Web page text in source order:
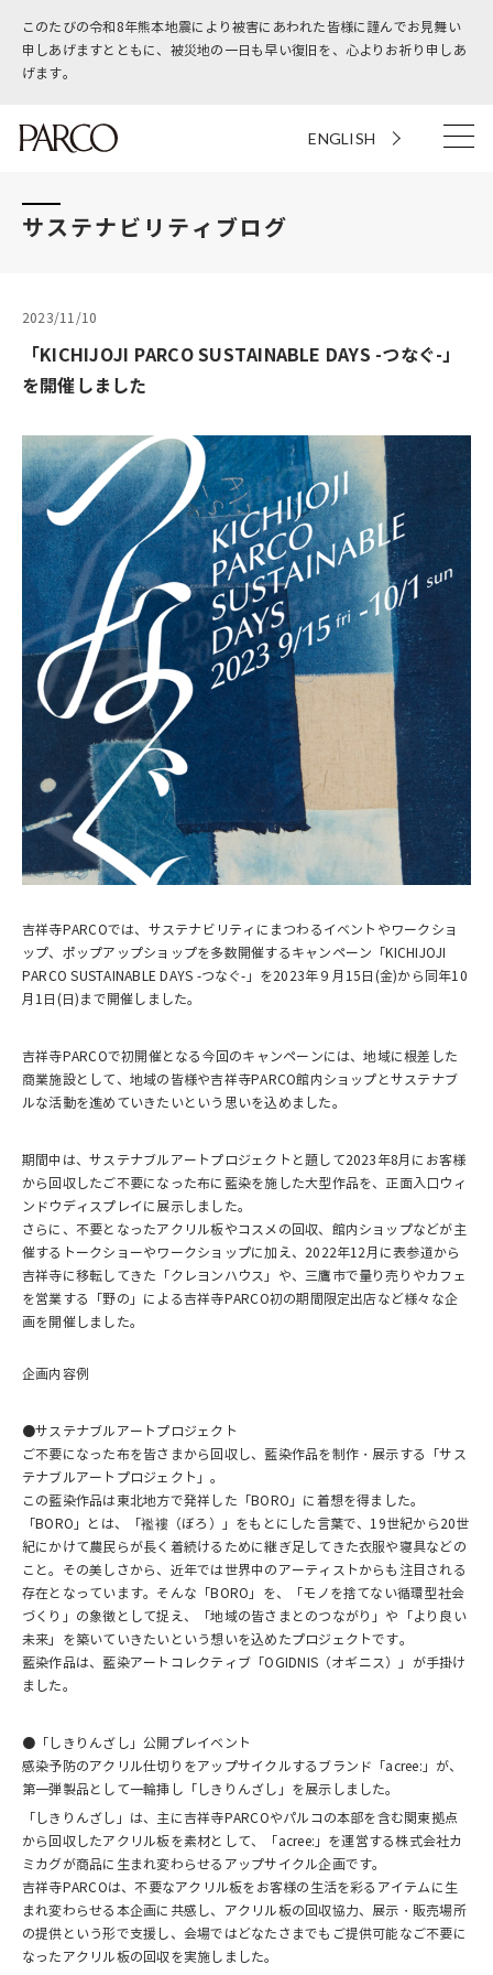
このたびの令和8年熊本地震により被害にあわれた皆様に謹んでお見舞い
申しあげますとともに、被災地の一日も早い復旧を、心よりお祈り申しあ
げます。
ENGLISH
サステナビリティブログ
2023/11/10
「KICHIJOJI PARCO SUSTAINABLE DAYS -つなぐ-」
を開催しました
吉祥寺PARCOでは、サステナビリティにまつわるイベントやワークショ
ップ、ポップアップショップを多数開催するキャンペーン「KICHIJOJI
PARCO SUSTAINABLE DAYS -つなぐ-」を2023年９月15日(金)から同年10
月1日(日)まで開催しました。
吉祥寺PARCOで初開催となる今回のキャンペーンには、地域に根差した
商業施設として、地域の皆様や吉祥寺PARCO館内ショップとサステナブ
ルな活動を進めていきたいという思いを込めました。
期間中は、サステナブルアートプロジェクトと題して2023年8月にお客様
から回収したご不要になった布に藍染を施した大型作品を、正面入口ウィ
ンドウディスプレイに展示しました。
さらに、不要となったアクリル板やコスメの回収、館内ショップなどが主
催するトークショーやワークショップに加え、2022年12月に表参道から
吉祥寺に移転してきた「クレヨンハウス」や、三鷹市で量り売りやカフェ
を営業する「野の」による吉祥寺PARCO初の期間限定出店など様々な企
画を開催しました。
企画内容例
●サステナブルアートプロジェクト
ご不要になった布を皆さまから回収し、藍染作品を制作・展示する「サス
テナブルアートプロジェクト」。
この藍染作品は東北地方で発祥した「BORO」に着想を得ました。
「BORO」とは、「襤褸（ぼろ）」をもとにした言葉で、19世紀から20世
紀にかけて農民らが長く着続けるために継ぎ足してきた衣服や寝具などの
こと。その美しさから、近年では世界中のアーティストからも注目される
存在となっています。そんな「BORO」を、「モノを捨てない循環型社会
づくり」の象徴として捉え、「地域の皆さまとのつながり」や「より良い
未来」を築いていきたいという想いを込めたプロジェクトです。
藍染作品は、藍染アートコレクティブ「OGIDNIS（オギニス）」が手掛け
ました。
●「しきりんざし」公開プレイベント
感染予防のアクリル仕切りをアップサイクルするブランド「acree:」が、
第一弾製品として一輪挿し「しきりんざし」を展示しました。
「しきりんざし」は、主に吉祥寺PARCOやパルコの本部を含む関東拠点
から回収したアクリル板を素材として、「acree:」を運営する株式会社カ
ミカグが商品に生まれ変わらせるアップサイクル企画です。
吉祥寺PARCOは、不要なアクリル板をお客様の生活を彩るアイテムに生
まれ変わらせる本企画に共感し、アクリル板の回収協力、展示・販売場所
の提供という形で支援し、会場ではどなたさまでもご提供可能なご不要に
なったアクリル板の回収を実施しました。